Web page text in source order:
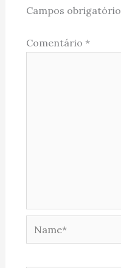
Campos
Comentário *
Name*